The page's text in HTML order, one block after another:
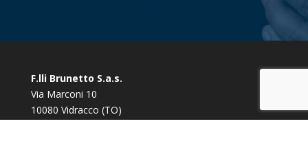
F.lli Brunetto S.a.s.
Via Marconi 10
10080 Vidracco (TO)